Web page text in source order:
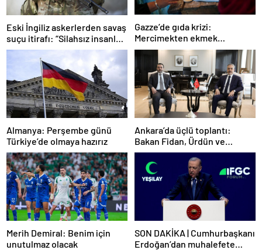
Eski İngiliz askerlerden savaş
suçu itirafı: “Silahsız insanları
uykuda öldürdüler”
Gazze’de gıda krizi:
Mercimekten ekmek
yapıyorlar
Almanya: Perşembe günü
Türkiye’de olmaya hazırız
Ankara’da üçlü toplantı:
Bakan Fidan, Ürdün ve
Suriyeli mevkidaşlarıyla
görüştü
Merih Demiral: Benim için
unutulmaz olacak
SON DAKİKA | Cumhurbaşkanı
Erdoğan’dan muhalefete